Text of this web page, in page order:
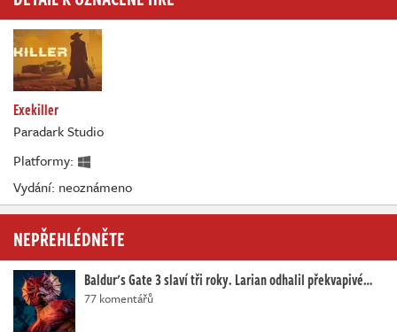
Exekiller
Paradark Studio
Platformy:
Vydání: neoznámeno
NEPŘEHLÉDNĚTE
Baldur's Gate 3 slaví tři roky. Larian odhalil překvapivé…
77 komentářů